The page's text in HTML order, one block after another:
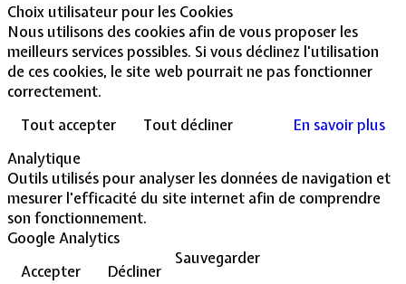
Choix utilisateur pour les Cookies
Nous utilisons des cookies afin de vous proposer les
meilleurs services possibles. Si vous déclinez l'utilisation
de ces cookies, le site web pourrait ne pas fonctionner
correctement.
Tout accepter
Tout décliner
En savoir plus
Analytique
Outils utilisés pour analyser les données de navigation et
mesurer l'efficacité du site internet afin de comprendre
son fonctionnement.
Google Analytics
Accepter
Décliner
Sauvegarder